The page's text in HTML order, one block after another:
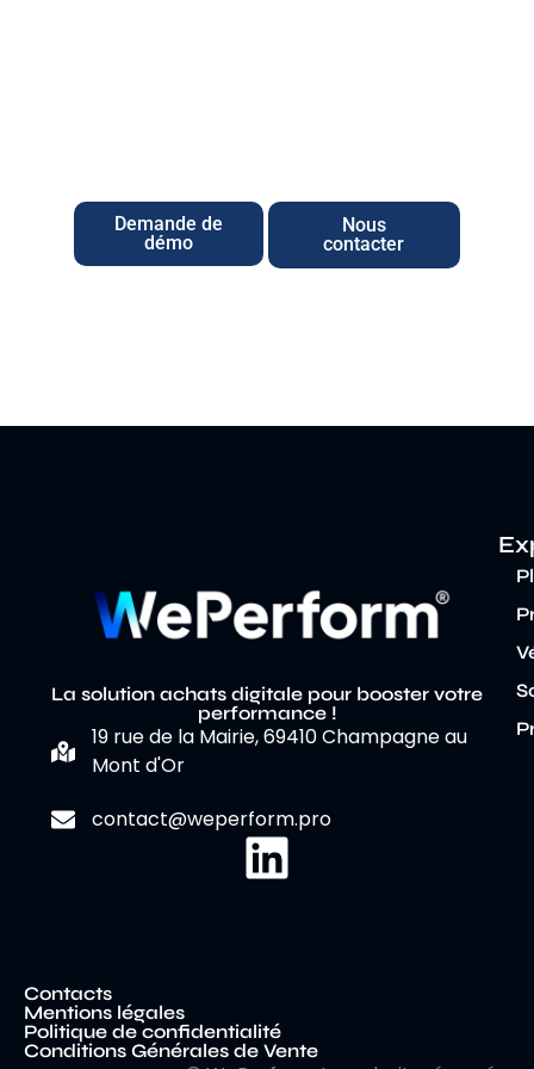
Demande de
démo
Nous
contacter
La solution achats digitale pour booster votre
performance !
19 rue de la Mairie, 69410 Champagne au
Mont d'Or
contact@weperform.pro
Contacts
Mentions légales
Politique de confidentialité
Conditions Générales de Vente